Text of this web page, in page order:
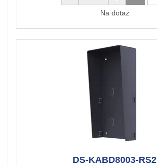
Na dotaz
DS-KABD8003-RS2